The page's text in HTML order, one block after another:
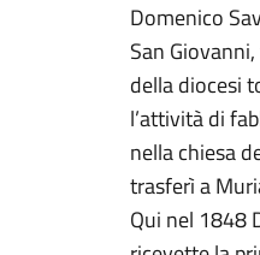
Domenico
San
della diocesi
l’attività di
nella chiesa
trasferì a
Qui nel 1848